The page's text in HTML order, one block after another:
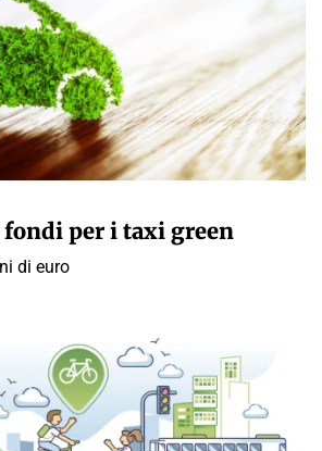
per i taxi green
di euro